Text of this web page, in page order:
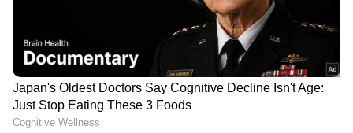
DOWNLOAD APP